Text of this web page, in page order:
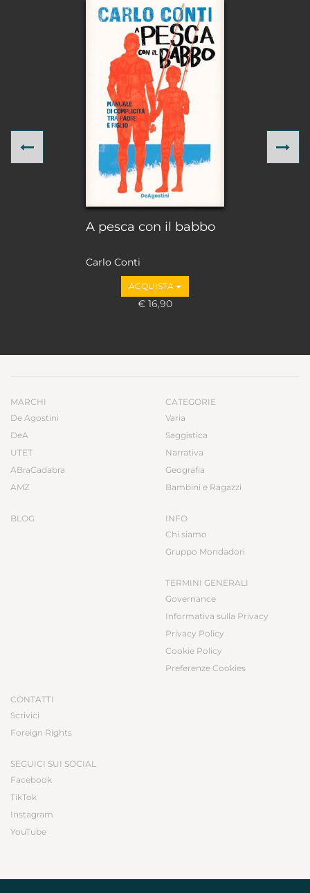
A pesca con il babbo
Carlo Conti
ACQUISTA
€ 16,90
Previous
MARCHI
De Agostini
DeA
UTET
ABraCadabra
AMZ
BLOG
CATEGORIE
Varia
Saggistica
Narrativa
Geografia
Bambini e Ragazzi
INFO
Chi siamo
Gruppo Mondadori
TERMINI GENERALI
Governance
Informativa sulla Privacy
Privacy Policy
Cookie Policy
Preferenze Cookies
CONTATTI
Scrivici
Foreign Rights
SEGUICI SUI SOCIAL
Facebook
TikTok
Instagram
YouTube